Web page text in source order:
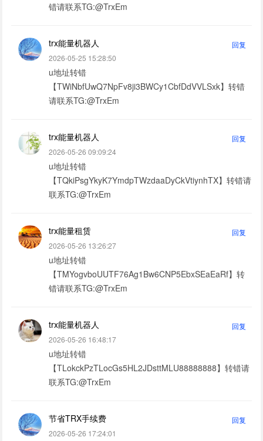
错请联系TG:@TrxEm
trx能量机器人
回复
2026-05-25 15:28:50
u地址转错
【TWiNbfUwQ7NpFv8ji3BWCy1CbfDdVVLSxk】转错
请联系TG:@TrxEm
trx能量机器人
回复
2026-05-26 09:09:24
u地址转错
【TQkiPsgYkyK7YmdpTWzdaaDyCkVtiynhTX】转错请
联系TG:@TrxEm
trx能量租赁
回复
2026-05-26 13:26:27
u地址转错
【TMYogvboUUTF76Ag1Bw6CNP5EbxSEaEaRf】转
错请联系TG:@TrxEm
trx能量机器人
回复
2026-05-26 16:48:17
u地址转错
【TLokckPzTLocGs5HL2JDsttMLU88888888】转错请
联系TG:@TrxEm
节省TRX手续费
回复
2026-05-26 17:24:01